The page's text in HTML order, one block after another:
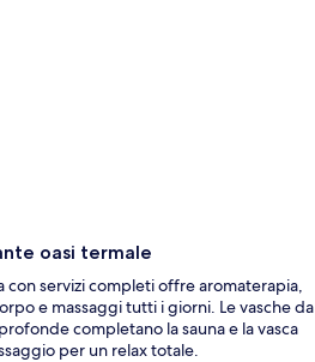
oasi termale
con servizi completi offre aromaterapia,
e massaggi tutti i giorni. Le vasche da
completano la sauna e la vasca
per un relax totale.